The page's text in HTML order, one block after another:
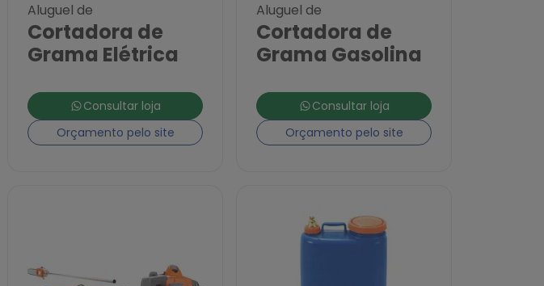
Aluguel de
Cortadora de
Grama Elétrica
Consultar loja
Orçamento pelo site
Aluguel de
Cortadora de
Grama Gasolina
Consultar loja
Orçamento pelo site